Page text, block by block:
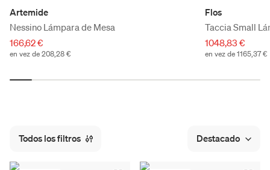
Artemide
Nessino Lámpara de Mesa
166,62 €
en vez de 208,28 €
Flos
Taccia Small
1048,83 €
en vez de 1165,37 €
Todos los filtros Destacado